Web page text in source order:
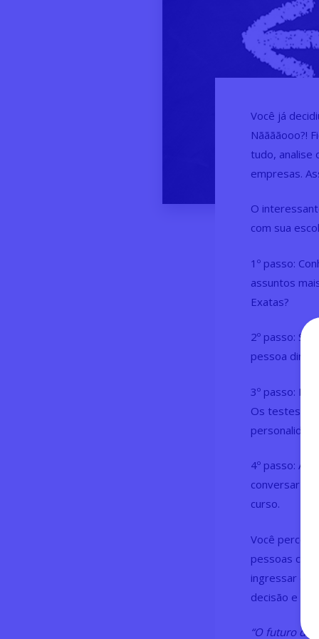
Você já
Nããããooo?!
tudo, analise
empresas.
O
com sua
1º passo:
assuntos
Exatas?
2º passo:
pessoa
3º passo:
Os testes
4º passo: Ao
conversar
curso.
Você
pessoas
ingressar em
decisão e
“O futuro